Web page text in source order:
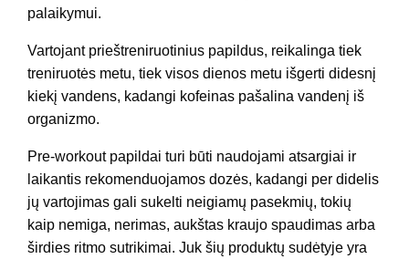
palaikymui.
Vartojant prieštreniruotinius papildus, reikalinga tiek
treniruotės metu, tiek visos dienos metu išgerti didesnį
kiekį vandens, kadangi kofeinas pašalina vandenį iš
organizmo.
Pre-workout papildai turi būti naudojami atsargiai ir
laikantis rekomenduojamos dozės, kadangi per didelis
jų vartojimas gali sukelti neigiamų pasekmių, tokių
kaip nemiga, nerimas, aukštas kraujo spaudimas arba
širdies ritmo sutrikimai. Juk šių produktų sudėtyje yra